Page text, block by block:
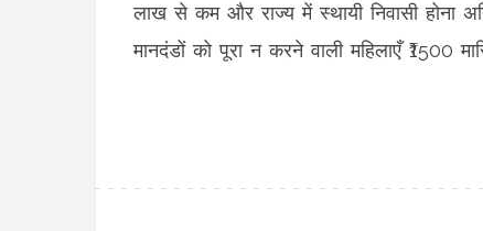
लाख से कम और राज्य में स्थायी निवासी होना
मानदंडों को पूरा न करने वाली महिलाएँ ₹1500